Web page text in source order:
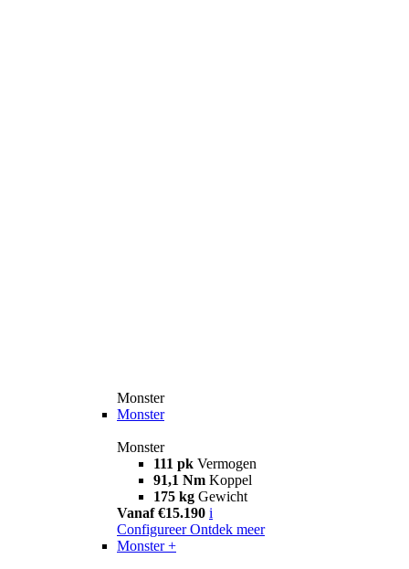
Monster
Monster
Monster
111 pk Vermogen
91,1 Nm Koppel
175 kg Gewicht
Vanaf €15.190 i
Configureer Ontdek meer
Monster +